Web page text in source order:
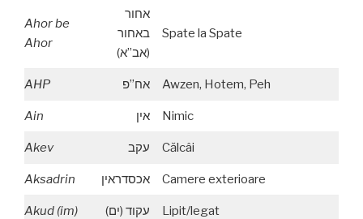
Ahor be
Ahor
אחור
באחור
(אב”א)
Spate la Spate
AHP אח”פ Awzen, Hotem, Peh
Ain אין Nimic
Akev עקב Călcâi
Aksadrin אכסדראין Camere exterioare
Akud (im) עקוד (ים) Lipit/legat